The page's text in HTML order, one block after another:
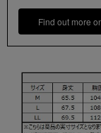
Find out more